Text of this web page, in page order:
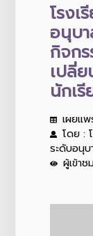
โรงเ
อนุบ
กิจก
เปลี่
นักเ
เผยแ
โดย :
ระดับอนุบ
ผู้เข้า